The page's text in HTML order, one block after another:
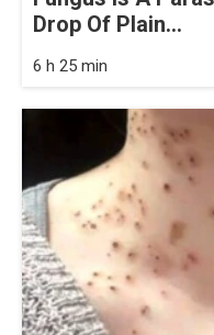
Drop Of Plain...
6 h 25 min